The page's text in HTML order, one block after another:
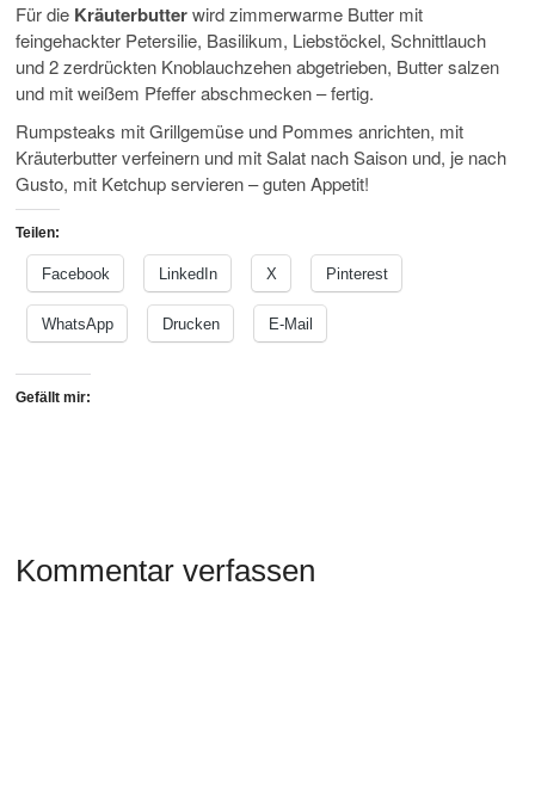
Für die Kräuterbutterwird zimmerwarme Butter mit
feingehackter Petersilie, Basilikum, Liebstöckel, Schnittlauch
und 2 zerdrückten Knoblauchzehen abgetrieben, Butter salzen
und mit weißem Pfeffer abschmecken – fertig.
Rumpsteaks mit Grillgemüse und Pommes anrichten, mit
Kräuterbutter verfeinern und mit Salat nach Saison und, je nach
Gusto, mit Ketchup servieren – guten Appetit!
Teilen:
Facebook LinkedIn X Pinterest
WhatsApp Drucken E-Mail
Gefällt mir:
Kommentar verfassen